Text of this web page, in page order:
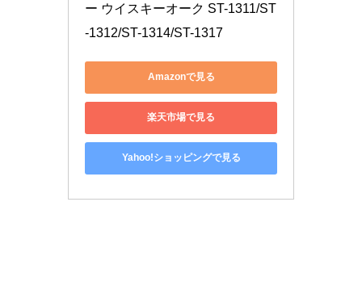
ー ウイスキーオーク ST-1311/ST
-1312/ST-1314/ST-1317
Amazonで見る
楽天市場で見る
Yahoo!ショッピングで見る